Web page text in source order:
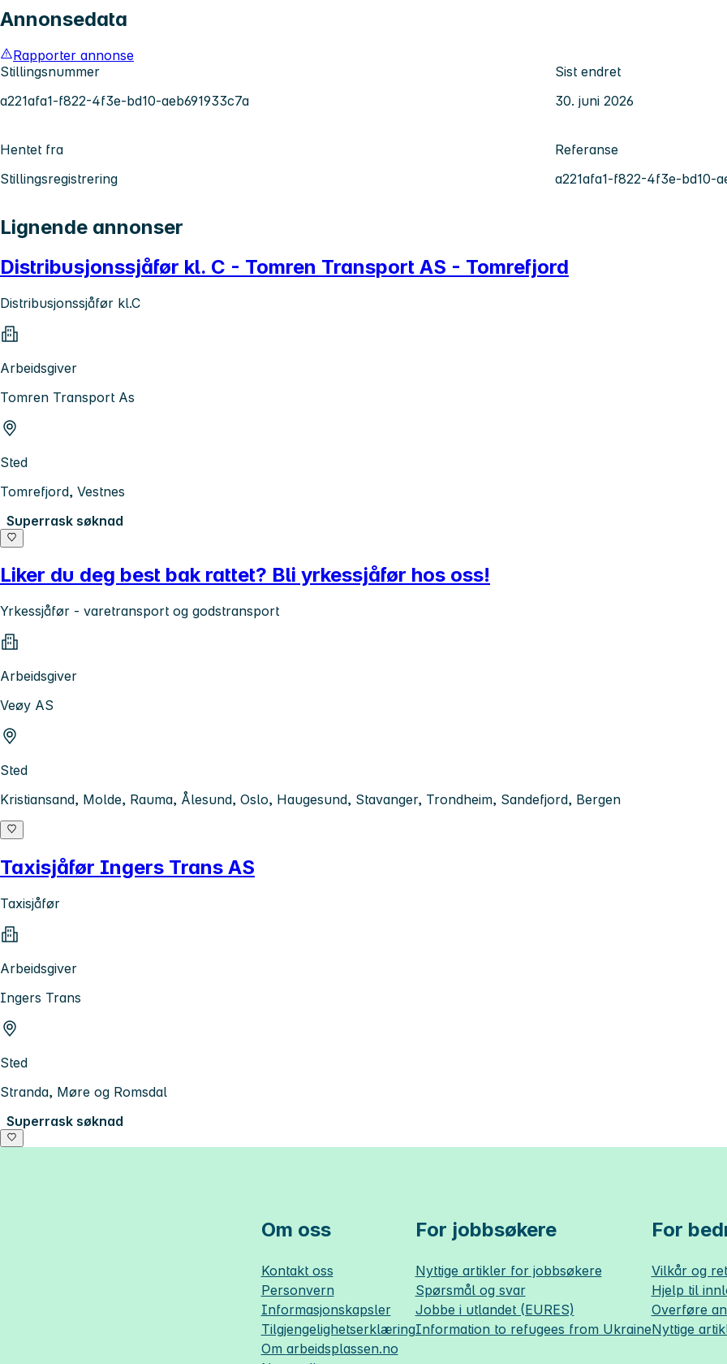
Annonsedata
Rapporter annonse
Stillingsnummer
a221afa1-f822-4f3e-bd10-aeb691933c7a
Sist endret
30. juni 2026
Hentet fra
Stillingsregistrering
Referanse
a221afa1-f822-4f3e-bd10-
Lignende annonser
Distribusjonssjåfør kl. C - Tomren Transport AS - Tomrefjord
Distribusjonssjåfør kl.C
Arbeidsgiver
Tomren Transport As
Sted
Tomrefjord, Vestnes
Superrask søknad
Liker du deg best bak rattet? Bli yrkessjåfør hos oss!
Yrkessjåfør - varetransport og godstransport
Arbeidsgiver
Veøy AS
Sted
Kristiansand, Molde, Rauma, Ålesund, Oslo, Haugesund, Stavanger, Trondheim, Sandefjord, Bergen
Taxisjåfør Ingers Trans AS
Taxisjåfør
Arbeidsgiver
Ingers Trans
Sted
Stranda, Møre og Romsdal
Superrask søknad
Om oss
Kontakt oss
Personvern
Informasjonskapsler
Tilgjengelighetserklæring
Om arbeidsplassen.no
For jobbsøkere
Nyttige artikler for jobbsøkere
Spørsmål og svar
Jobbe i utlandet (EURES)
Information to refugees from Ukraine
For
Vilkår og
Hjelp til
Overføre
Nyttige